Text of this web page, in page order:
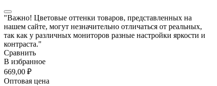
"Важно! Цветовые оттенки товаров, представленных на
нашем сайте, могут незначительно отличаться от реальных,
так как у различных мониторов разные настройки яркости и
контраста."
Сравнить
В избранное
669,00 ₽
Оптовая цена